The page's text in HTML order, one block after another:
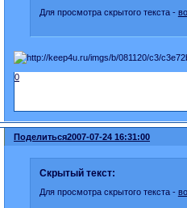
Для просмотра скрытого текста -
0
Поделиться2007-07-24 16:31:00
Скрытый текст:
Для просмотра скрытого текста -